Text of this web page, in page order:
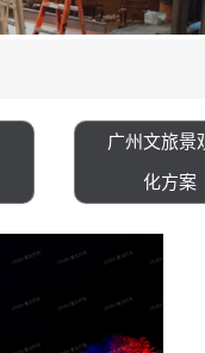
广州文旅景
化方案